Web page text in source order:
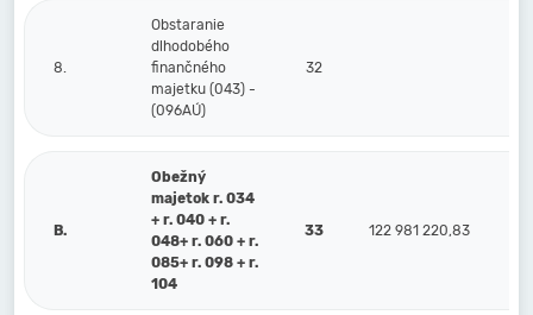
8.
Obstaranie
dlhodobého
finančného
majetku (043) -
(096AÚ)
32
B.
Obežný
majetok r. 034
+ r. 040 + r.
048+ r. 060 + r.
085+ r. 098 + r.
104
33 122 981 220,83